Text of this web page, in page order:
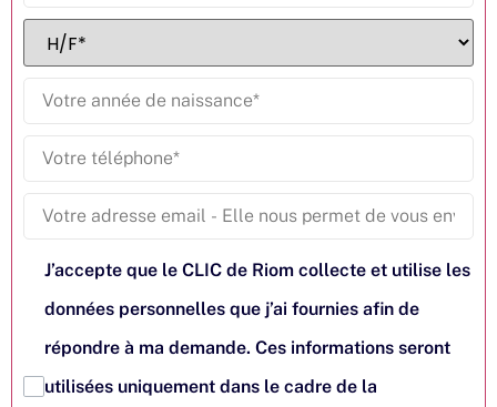
J’accepte que le CLIC de Riom collecte et utilise les
données personnelles que j’ai fournies afin de
répondre à ma demande. Ces informations seront
utilisées uniquement dans le cadre de la